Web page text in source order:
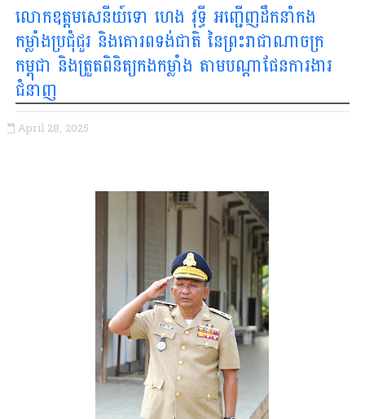
លោកឧត្តមសេនីយ៍ទោ ហេង វុទ្ធី អញ្ជេីញដឹកនាំកង
កម្លាំងប្រជុំជួរ និងគោរពទង់ជាតិ នៃព្រះរាជាណាចក្រ
កម្ពុជា​ និងត្រួតពិនិត្យកងកម្លាំង តាមបណ្ដាផែនការងារ
ជំនាញ
April 28, 2025